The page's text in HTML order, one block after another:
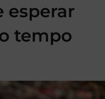
esperar
tempo